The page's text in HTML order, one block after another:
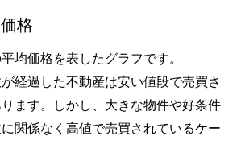
格
均価格を表したグラフです。
経過した不動産は安い値段で売買さ
ます。しかし、大きな物件や好条件
関係なく高値で売買されているケー